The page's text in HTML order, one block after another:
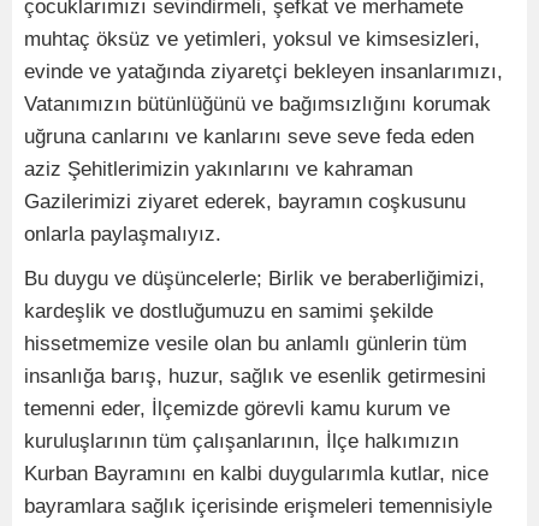
çocuklarımızı sevindirmeli, şefkat ve merhamete
muhtaç öksüz ve yetimleri, yoksul ve kimsesizleri,
evinde ve yatağında ziyaretçi bekleyen insanlarımızı,
Vatanımızın bütünlüğünü ve bağımsızlığını korumak
uğruna canlarını ve kanlarını seve seve feda eden
aziz Şehitlerimizin yakınlarını ve kahraman
Gazilerimizi ziyaret ederek, bayramın coşkusunu
onlarla paylaşmalıyız.
Bu duygu ve düşüncelerle; Birlik ve beraberliğimizi,
kardeşlik ve dostluğumuzu en samimi şekilde
hissetmemize vesile olan bu anlamlı günlerin tüm
insanlığa barış, huzur, sağlık ve esenlik getirmesini
temenni eder, İlçemizde görevli kamu kurum ve
kuruluşlarının tüm çalışanlarının, İlçe halkımızın
Kurban Bayramını en kalbi duygularımla kutlar, nice
bayramlara sağlık içerisinde erişmeleri temennisiyle